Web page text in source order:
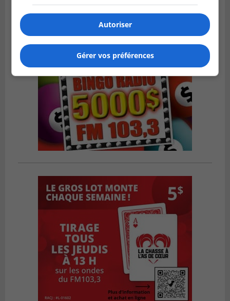
Autoriser
Gérer vos préférences